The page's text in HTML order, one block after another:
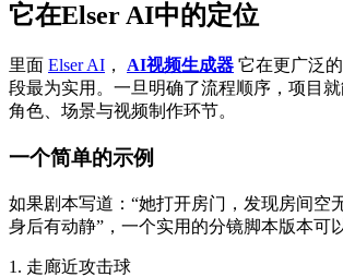
它在Elser AI中的定位
里面 Elser AI ， AI视频生成器 它在更广泛
段最为实用。一旦明确了流程顺序，项目
角色、场景与视频制作环节。
一个简单的示例
如果剧本写道：“她打开房门，发现房间空
身后有动静”，一个实用的分镜脚本版本可
1. 走廊近攻击球